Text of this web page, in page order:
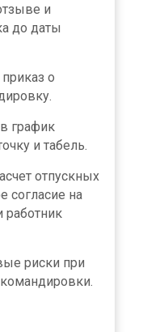
и
до даты
о
график
и табель.
отпускных
согласие на
работник
риски при